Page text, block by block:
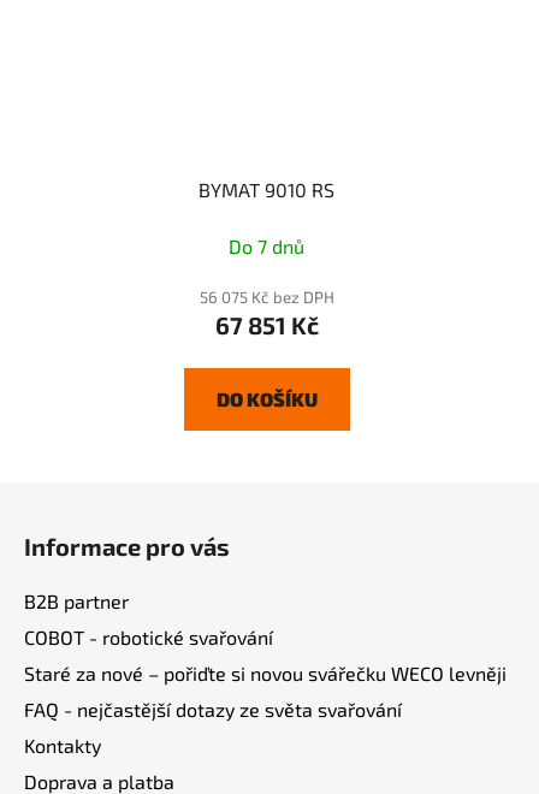
BYMAT 9010 RS
Do 7 dnů
56 075 Kč bez DPH
67 851 Kč
DO KOŠÍKU
Informace pro vás
B2B partner
COBOT - robotické svařování
Staré za nové – pořiďte si novou svářečku WECO levněji
FAQ - nejčastější dotazy ze světa svařování
Kontakty
Doprava a platba